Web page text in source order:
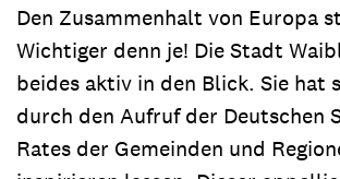
Den Zusammenhalt von Europa
Wichtiger denn je! Die Stadt
beides aktiv in den Blick. Sie hat
durch den Aufruf der Deutschen
Rates der Gemeinden und